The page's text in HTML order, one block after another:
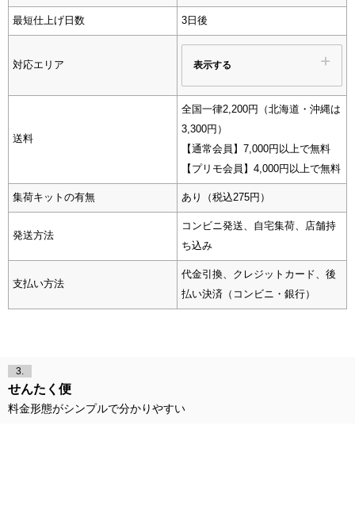
最短仕上げ日数 3日後
対応エリア 表示する
送料
全国一律2,200円（北海道・沖縄は
3,300円）
【通常会員】7,000円以上で無料
【プリモ会員】4,000円以上で無料
集荷キットの有無 あり（税込275円）
発送方法
コンビニ発送、自宅集荷、店舗持
ち込み
支払い方法
代金引換、クレジットカード、後
払い決済（コンビニ・銀行）
3.
せんたく便
料金形態がシンプルで分かりやすい